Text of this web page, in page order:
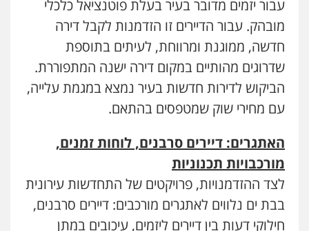
עבור יזמים מדובר בעיר בעלת פוטנציאל כלכלי
מובהק. עבור הדיירים זו הזדמנות לקבל דירה
חדשה, ממוגנת ומרווחת, לעיתים בתוספת
שדרוגים מהותיים במקום דירה ישנה המתפוררת.
הביקוש לדירות חדשות בעיר נמצא במגמת עלייה,
עם מחירי שוק שמטפסים בהתאם.
האתגרים: דיירים סרבנים, לוחות זמנים,
מורכבויות תכנוניות
לצד ההזדמנויות, פרויקטים של התחדשות עירונית
בבת ים נלווים לאתגרים מורכבים: דיירים סרבנים,
חילוקי דעות בין דיירים ליזמים, עיכובים במתן